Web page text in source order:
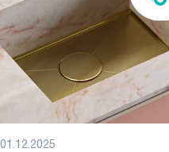
01.12.2025